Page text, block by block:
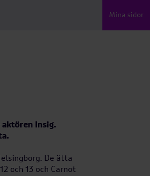
Mina sidor
Insig.
De åtta
och 13 och Carnot